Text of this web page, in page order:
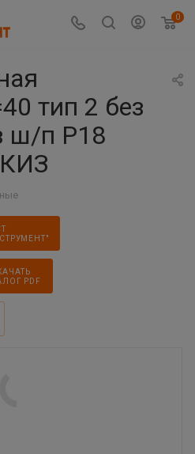
0
тип 2 без
ш/п Р18
PDF